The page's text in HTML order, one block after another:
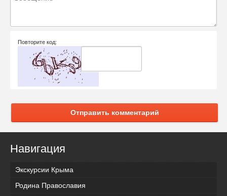
Повторите код:
Отправить комментарий
Навигация
Экскурсии Крыма
Родина Православия